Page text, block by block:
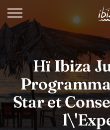
Hï Ibiza
Star et